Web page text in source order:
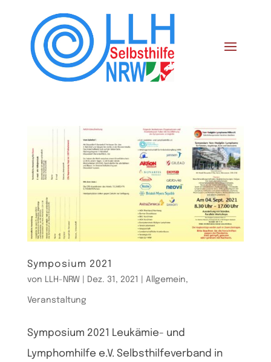
Symposium 2021
von LLH-NRW| Dez. 31, 2021 Allgemein,
Veranstaltung
Symposium 2021 Leukämie- und
Lymphomhilfe e.V. Selbsthilfeverband in